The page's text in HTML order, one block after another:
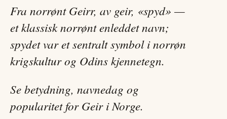
Fra norrønt Geirr, av geir, «spyd» —
et klassisk norrønt enleddet navn;
spydet var et sentralt symbol i norrøn
krigskultur og Odins kjennetegn.
Se betydning, navnedag og
popularitet for Geir i Norge.